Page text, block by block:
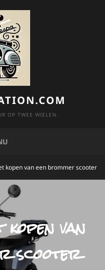
OP TWEE WIELEN.
kopen van een brommer scooter
van
scooter